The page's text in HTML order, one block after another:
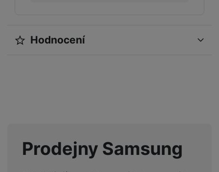
Hodnocení
Prodejny Samsung